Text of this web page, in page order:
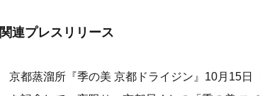
関連プレスリリース
京都蒸溜所『季の美 京都ドライジン』10月15日